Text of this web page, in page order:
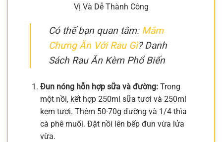
Vị Và Dễ Thành Công
Có thể bạn quan tâm: Mắm
Chưng Ăn Với Rau Gì? Danh
Sách Rau Ăn Kèm Phổ Biến
Đun nóng hỗn hợp sữa và đường:Trong
một nồi, kết hợp 250ml sữa tươi và 250ml
kem tươi. Thêm 50-70g đường và 1/4 thìa
cà phê muối. Đặt nồi lên bếp đun vừa lửa
vừa.